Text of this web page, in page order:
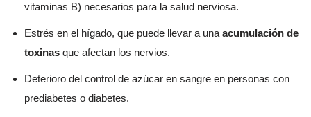
vitaminas B) necesarios para la salud nerviosa.
Estrés en el hígado, que puede llevar a una acumulación de
toxinas que afectan los nervios.
Deterioro del control de azúcar en sangre en personas con
prediabetes o diabetes.